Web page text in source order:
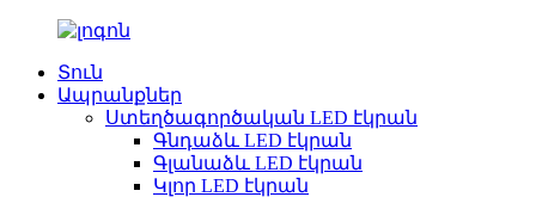
Տուն
Ապրանքներ
Ստեղծագործական LED էկրան
Գնդաձև LED էկրան
Գլանաձև LED էկրան
Կլոր LED էկրան